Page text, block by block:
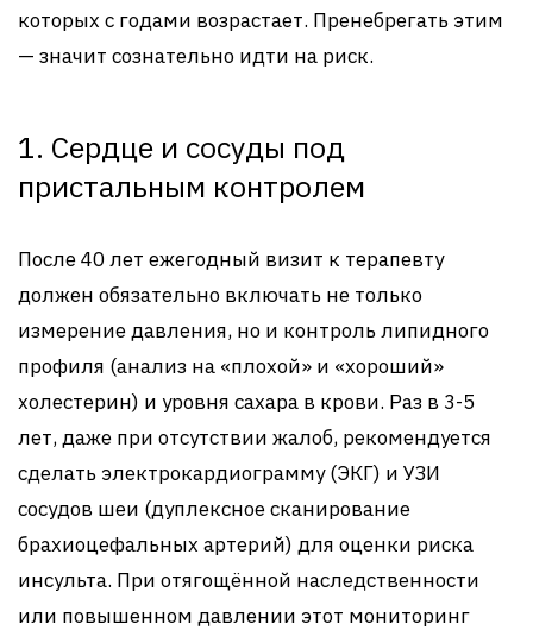
которых с годами возрастает. Пренебрегать этим
— значит сознательно идти на риск.
1. Сердце и сосуды под
пристальным контролем
После 40 лет ежегодный визит к терапевту
должен обязательно включать не только
измерение давления, но и контроль липидного
профиля (анализ на «плохой» и «хороший»
холестерин) и уровня сахара в крови. Раз в 3-5
лет, даже при отсутствии жалоб, рекомендуется
сделать электрокардиограмму (ЭКГ) и УЗИ
сосудов шеи (дуплексное сканирование
брахиоцефальных артерий) для оценки риска
инсульта. При отягощённой наследственности
или повышенном давлении этот мониторинг